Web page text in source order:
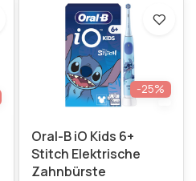
-25%
Oral-B iO Kids 6+
Stitch Elektrische
Zahnbürste